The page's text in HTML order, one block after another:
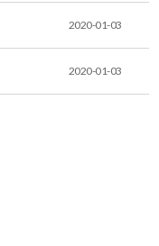
2020-01-03
2020-01-03